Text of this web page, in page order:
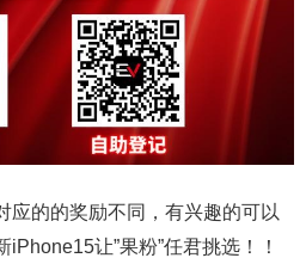
应的的奖励不同，有兴趣的可以
让”果粉”任君挑选！！